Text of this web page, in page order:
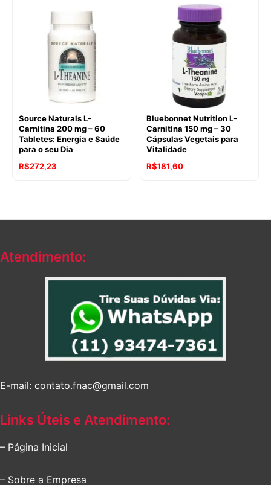
Source Naturals L-
Carnitina 200 mg – 60
Tabletes: Energia e Saúde
para o seu Dia
R$272,23
Bluebonnet Nutrition L-
Carnitina 150 mg – 30
Cápsulas Vegetais para
Vitalidade
R$181,60
Atendimento:
E-mail: contato.fnac@gmail.com
Links Úteis e Atendimento:
– Página Inicial
– Sobre a Empresa